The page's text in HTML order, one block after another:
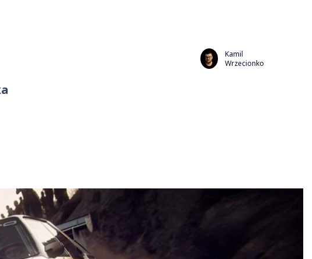
Kamil
Wrzecionko